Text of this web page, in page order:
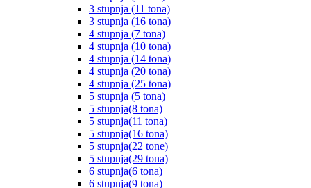
3 stupnja (11 tona)
3 stupnja (16 tona)
4 stupnja (7 tona)
4 stupnja (10 tona)
4 stupnja (14 tona)
4 stupnja (20 tona)
4 stupnja (25 tona)
5 stupnja (5 tona)
5 stupnja(8 tona)
5 stupnja(11 tona)
5 stupnja(16 tona)
5 stupnja(22 tone)
5 stupnja(29 tona)
6 stupnja(6 tona)
6 stupnja(9 tona)